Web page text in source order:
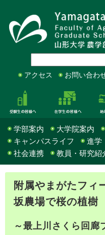
アクセス お問い合わ
受験生の皆様へ
学部案内 大学院案内
キャンパスライフ
進学
社会連携
教員・研究紹
附属やまがたフィ
坂農場で桜の植樹
～最上川さくら回廊